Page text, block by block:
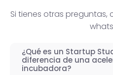
Si tienes otras
¿Qué es un Startup
diferencia de una
incubadora?